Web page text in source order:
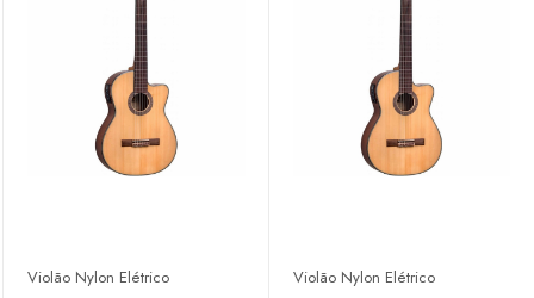
Violão Nylon Elétrico Violão Nylon Elétrico